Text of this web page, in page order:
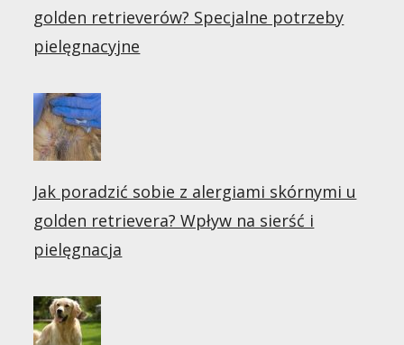
golden retrieverów? Specjalne potrzeby
pielęgnacyjne
Jak poradzić sobie z alergiami skórnymi u
golden retrievera? Wpływ na sierść i
pielęgnacja